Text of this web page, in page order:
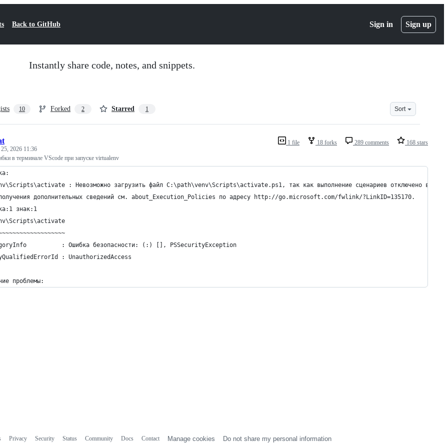
Back to GitHub Sign in Sign up
Instantly share code, notes, and snippets.
10 Forked 2 Starred 1 Sort
1 file 18 forks 289 comments 168 stars
2026 11:36
в терминале VScode при запуске virtualenv
: Невозможно загрузить файл C:\path\venv\Scripts\activate.ps1, так как выполнение сценариев отключено в
дополнительных сведений см. about_Execution_Policies по адресу http://go.microsoft.com/fwlink/?LinkID=135170.
знак:1
: Ошибка безопасности: (:) [], PSSecurityException
: UnauthorizedAccess
проблемы:
Privacy Security Status Community Docs Contact Manage cookies Do not share my personal information